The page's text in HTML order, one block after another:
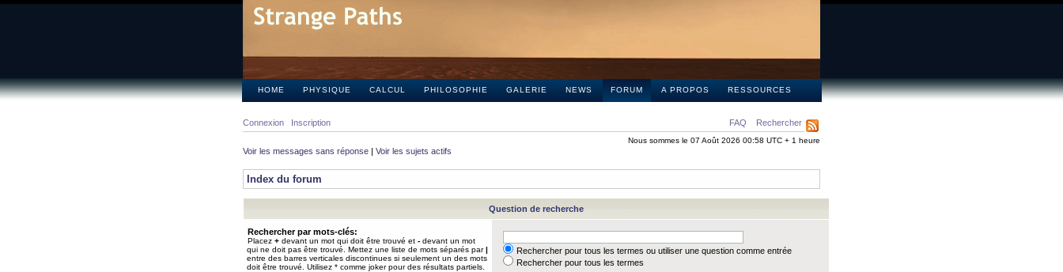
HOME PHYSIQUE CALCUL PHILOSOPHIE GALERIE NEWS FORUM A PROPOS RESSOURCES
FAQ Rechercher
Connexion Inscription
Nous sommes le 07 Août 2026 00:58 UTC + 1 heure
Voir les messages sans réponse | Voir les sujets actifs
Index du forum
Question de recherche
Rechercher par mots-clés:
Placez + devant un mot qui doit être trouvé et - devant un mot
qui ne doit pas être trouvé. Mettez une liste de mots séparés par|
entre des barres verticales discontinues si seulement un des mots
doit être trouvé. Utilisez * comme joker pour des résultats partiels.
Rechercher pour tous les termes ou utiliser une question comme entrée
Rechercher pour tous les termes